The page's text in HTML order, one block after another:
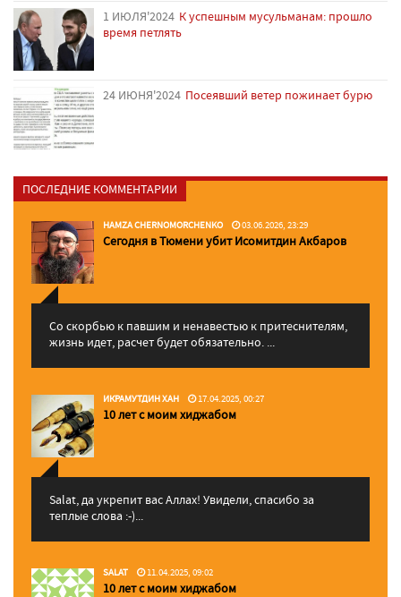
1 ИЮЛЯ'2024 К успешным мусульманам: прошло
время петлять
24 ИЮНЯ'2024 Посеявший ветер пожинает бурю
ПОСЛЕДНИЕ КОММЕНТАРИИ
HAMZA CHERNOMORCHENKO 03.06.2026, 23:29
Сегодня в Тюмени убит Исомитдин Акбаров
Со скорбью к павшим и ненавестью к притеснителям,
жизнь идет, расчет будет обязательно. ...
ИКРАМУТДИН ХАН 17.04.2025, 00:27
10 лет с моим хиджабом
Salat, да укрепит вас Аллаx! Увидели, спасибо за
теплые слова :-)...
SALAT 11.04.2025, 09:02
10 лет с моим хиджабом